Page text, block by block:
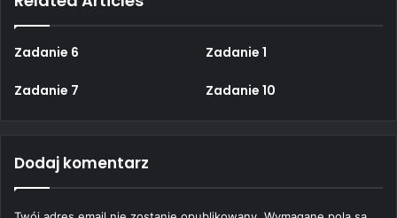
Zadanie 6 Zadanie 1
Zadanie 7 Zadanie 10
Dodaj komentarz